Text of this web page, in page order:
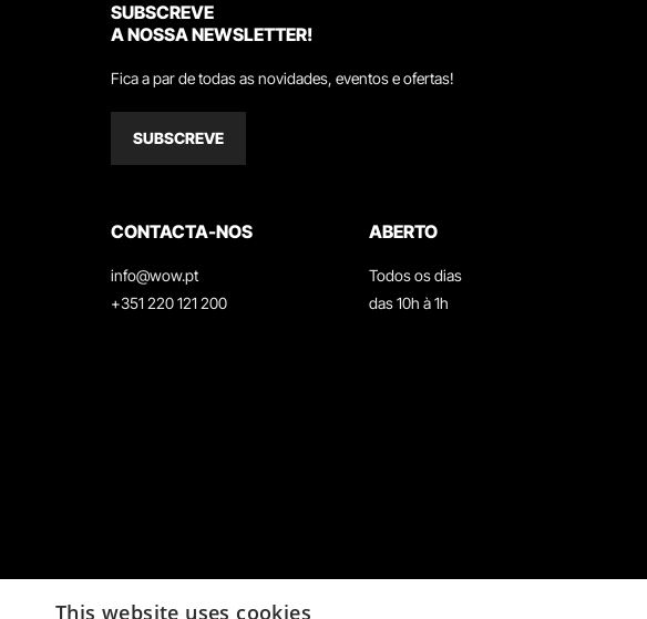
SUBSCREVE
A NOSSA NEWSLETTER!
Fica a par de todas as novidades, eventos e ofertas!
SUBSCREVE
CONTACTA-NOS
info@wow.pt
+351 220 121 200
ABERTO
Todos os dias
das 10h à 1h
This website uses cookies